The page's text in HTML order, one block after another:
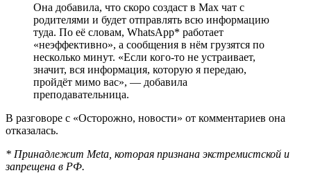
Она добавила, что скоро создаст в Max чат с
родителями и будет отправлять всю информацию
туда. По её словам, WhatsApp* работает
«неэффективно», а сообщения в нём грузятся по
несколько минут. «Если кого-то не устраивает,
значит, вся информация, которую я передаю,
пройдёт мимо вас», — добавила
преподавательница.
В разговоре с «Осторожно, новости» от комментариев она
отказалась.
* Принадлежит Meta, которая признана экстремистской и
запрещена в РФ.